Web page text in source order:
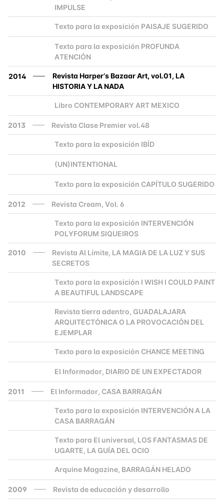
IMPULSE
Texto para la exposición PAISAJE SUGERIDO
Texto para la exposición PROFUNDA
ATENCIÓN
2014
Revista Harper’s Bazaar Art, vol.01, LA
HISTORIA Y LA NADA
Libro CONTEMPORARY ART MEXICO
2013 Revista Clase Premier vol.48
Texto para la exposición IBÍD
(UN)INTENTIONAL
Texto para la exposición CAPÍTULO SUGERIDO
2012 Revista Cream, Vol. 6
Texto para la exposición INTERVENCIÓN
POLYFORUM SIQUEIROS
2010
Revista Al Límite, LA MAGIA DE LA LUZ Y SUS
SECRETOS
Texto para la exposición I WISH I COULD PAINT
A BEAUTIFUL LANDSCAPE
Revista tierra adentro, GUADALAJARA
ARQUITECTÓNICA O LA PROVOCACIÓN DEL
EJEMPLAR
Texto para la exposición CHANCE MEETING
El Informador, DIARIO DE UN EXPECTADOR
2011 El Informador, CASA BARRAGÁN
Texto para la exposición INTERVENCIÓN A LA
CASA BARRAGÁN
Texto para El universal, LOS FANTASMAS DE
UGARTE, LA GUÍA DEL OCIO
Arquine Magazine, BARRAGÁN HELADO
2009 Revista de educación y desarrollo